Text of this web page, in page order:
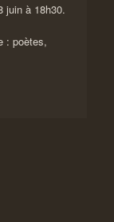
juin à 18h30.
: poètes,